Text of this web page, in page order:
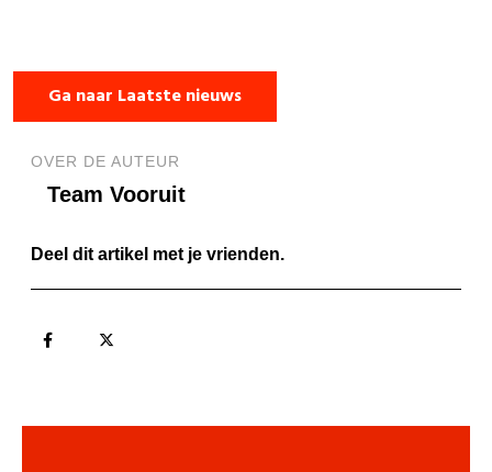
Ga naar Laatste nieuws
OVER DE AUTEUR
Team Vooruit
Deel dit artikel met je vrienden.